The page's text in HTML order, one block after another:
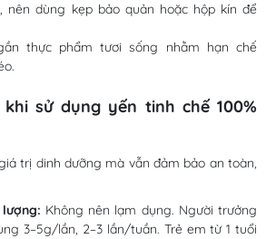
nên dùng kẹp bảo quản hoặc hộp kín để
thực phẩm tươi sống nhằm hạn chế
sử dụng yến tinh chế 100%
trị dinh dưỡng mà vẫn đảm bảo an toàn,
Không nên lạm dụng. Người trưởng
3–5g/lần, 2–3 lần/tuần. Trẻ em từ 1 tuổi